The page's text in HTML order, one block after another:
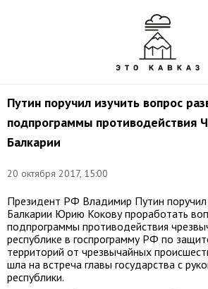
Путин поручил изучить вопрос
подпрограммы противодействия
Балкарии
20 октября 2017, 15:00
Президент РФ Владимир Путин
Балкарии Юрию Кокову проработать
подпрограммы противодействия
республике в госпрограмму РФ по
территорий от чрезвычайных
шла на встреча главы государства с
республики.